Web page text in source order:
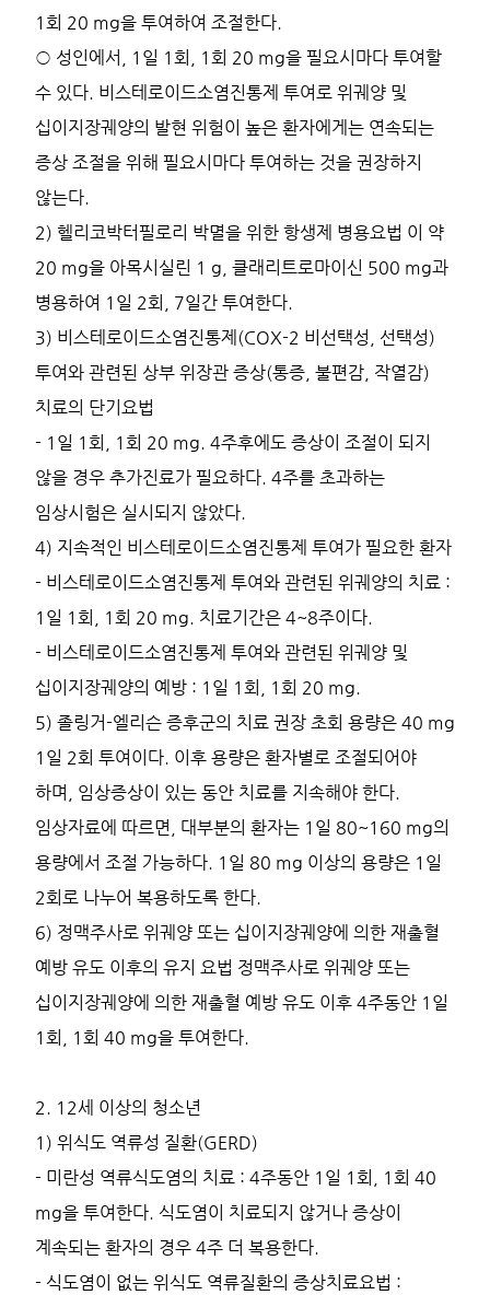
1회 20 mg을 투여하여 조절한다.
○ 성인에서, 1일 1회, 1회 20 mg을 필요시마다 투여할
수 있다. 비스테로이드소염진통제 투여로 위궤양 및
십이지장궤양의 발현 위험이 높은 환자에게는 연속되는
증상 조절을 위해 필요시마다 투여하는 것을 권장하지
않는다.
2) 헬리코박터필로리 박멸을 위한 항생제 병용요법 이 약
20 mg을 아목시실린 1 g, 클래리트로마이신 500 mg과
병용하여 1일 2회, 7일간 투여한다.
3) 비스테로이드소염진통제(COX-2 비선택성, 선택성)
투여와 관련된 상부 위장관 증상(통증, 불편감, 작열감)
치료의 단기요법
- 1일 1회, 1회 20 mg. 4주후에도 증상이 조절이 되지
않을 경우 추가진료가 필요하다. 4주를 초과하는
임상시험은 실시되지 않았다.
4) 지속적인 비스테로이드소염진통제 투여가 필요한 환자
- 비스테로이드소염진통제 투여와 관련된 위궤양의 치료 :
1일 1회, 1회 20 mg. 치료기간은 4~8주이다.
- 비스테로이드소염진통제 투여와 관련된 위궤양 및
십이지장궤양의 예방 : 1일 1회, 1회 20 mg.
5) 졸링거-엘리슨 증후군의 치료 권장 초회 용량은 40 mg
1일 2회 투여이다. 이후 용량은 환자별로 조절되어야
하며, 임상증상이 있는 동안 치료를 지속해야 한다.
임상자료에 따르면, 대부분의 환자는 1일 80~160 mg의
용량에서 조절 가능하다. 1일 80 mg 이상의 용량은 1일
2회로 나누어 복용하도록 한다.
6) 정맥주사로 위궤양 또는 십이지장궤양에 의한 재출혈
예방 유도 이후의 유지 요법 정맥주사로 위궤양 또는
십이지장궤양에 의한 재출혈 예방 유도 이후 4주동안 1일
1회, 1회 40 mg을 투여한다.
2. 12세 이상의 청소년
1) 위식도 역류성 질환(GERD)
- 미란성 역류식도염의 치료 : 4주동안 1일 1회, 1회 40
mg을 투여한다. 식도염이 치료되지 않거나 증상이
계속되는 환자의 경우 4주 더 복용한다.
- 식도염이 없는 위식도 역류질환의 증상치료요법 :